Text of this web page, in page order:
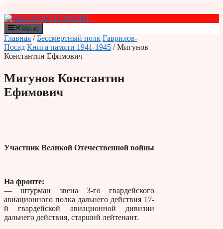
к
содержимому
Меню
Главная /Бессмертный полк Гаврилов-
Посад Книга памяти 1941-1945 / Мигунов
Константин Ефимович
Мигунов Константин
Ефимович
Участник Великой Отечественной войны
На фронте:
— штурман звена 3-го гвардейского
авиационного полка дальнего действия 17-
й гвардейской авиационной дивизии
дальнего действия, старший лейтенант.